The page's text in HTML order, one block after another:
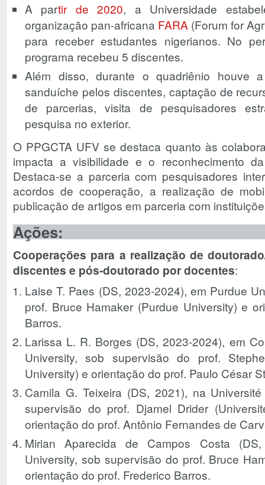
A partir de 2020, a Universidade
organização pan-africana FARA (Forum for
para receber estudantes nigerianos. No
programa recebeu 5 discentes.
Além disso, durante o quadriênio houve
sanduíche pelos discentes, captação de
de parcerias, visita de pesquisadores
pesquisa no exterior.
O PPGCTA UFV se destaca quanto às
impacta a visibilidade e o reconhecimento
Destaca-se a parceria com pesquisadores
acordos de cooperação, a realização de
publicação de artigos em parceria com
Ações:
Cooperações para a realização de
discentes e pós-doutorado por docentes:
Laise T. Paes (DS, 2023-2024), em Purdue
prof. Bruce Hamaker (Purdue University) e
Barros.
Larissa L. R. Borges (DS, 2023-2024), em
University, sob supervisão do prof.
University) e orientação do prof. Paulo César
Camila G. Teixeira (DS, 2021), na
supervisão do prof. Djamel Drider
orientação do prof. Antônio Fernandes de
Mirian Aparecida de Campos Costa
University, sob supervisão do prof. Bruce
orientação do prof. Frederico Barros.